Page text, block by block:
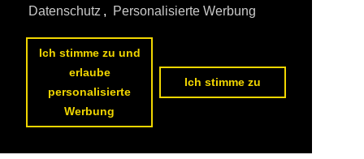
Datenschutz , Personalisierte Werbung
Ich stimme zu und
erlaube
personalisierte
Werbung
Ich stimme zu